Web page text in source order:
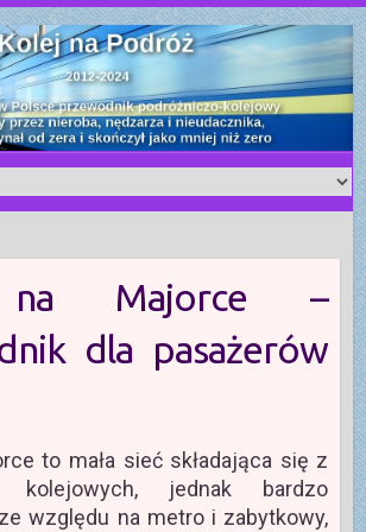
na Majorce –
dla pasażerów
to mała sieć składająca się z
jednak bardzo
względu na metro i zabytkowy,